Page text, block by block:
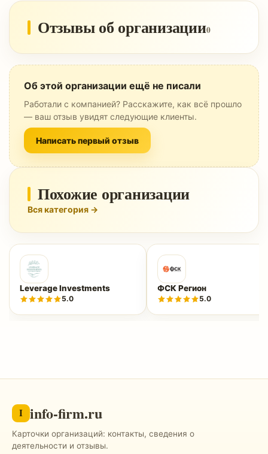
Отзывы об организации0
Об этой организации ещё не писали
Работали с компанией? Расскажите, как всё прошло
— ваш отзыв увидят следующие клиенты.
Написать первый отзыв
Похожие организации
Вся категория →
Leverage Investments
5.0
ФСК Регион
5.0
I info-firm.ru
Карточки организаций: контакты, сведения о
деятельности и отзывы.